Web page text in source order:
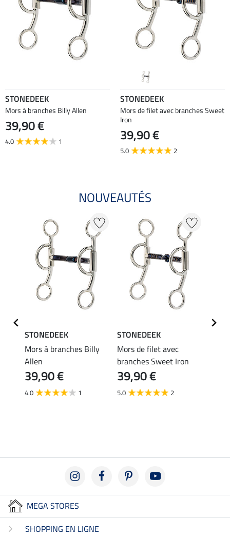
STONEDEEK
Mors à branches Billy Allen
39,90 €
4.0 1
STONEDEEK
Mors de filet avec branches Sweet
Iron
39,90 €
5.0 2
NOUVEAUTÉS
STONEDEEK
Mors à branches Billy
Allen
39,90 €
4.0 1
STONEDEEK
Mors de filet avec
branches Sweet Iron
39,90 €
5.0 2
MEGA STORES
SHOPPING EN LIGNE